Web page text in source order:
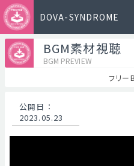
DOVA-SYNDROME
BGM素材視聴
BGM PREVIEW
フリー
公開日 ：
2023.05.23